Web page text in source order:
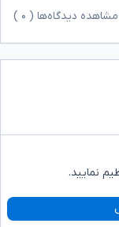
مشاهده دیدگاه‌ها ( ۰
نمایید.